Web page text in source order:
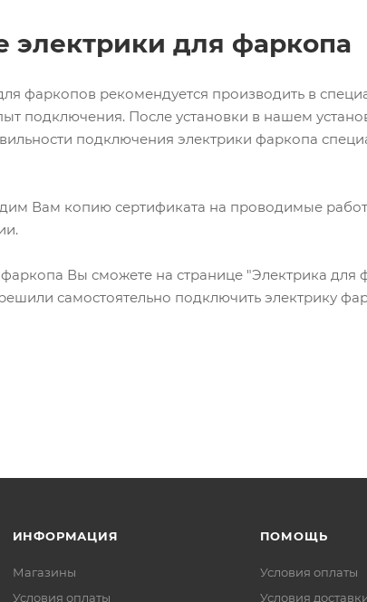
электрики для фаркопа
фаркопов рекомендуется производить в
подключения. После установки в нашем
подключения электрики фаркопа
Вам копию сертификата на проводимые
Вы сможете на странице "Электрика для
самостоятельно подключить электрику
ИНФОРМАЦИЯ
Магазины
Условия оплаты
ПОМОЩЬ
Условия оплаты
Условия